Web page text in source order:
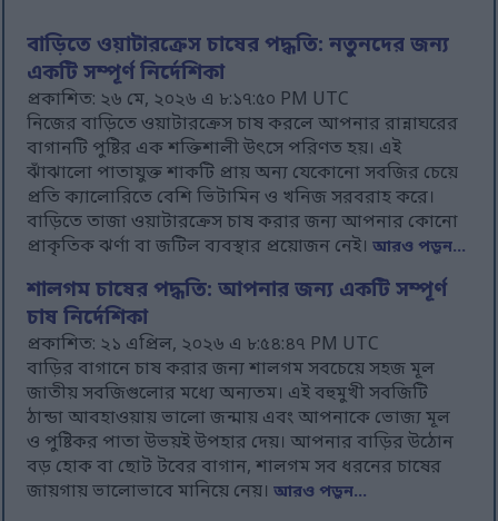
বাড়িতে ওয়াটারক্রেস চাষের পদ্ধতি: নতুনদের জন্য
একটি সম্পূর্ণ নির্দেশিকা
প্রকাশিত: ২৬ মে, ২০২৬ এ ৮:১৭:৫০ PM UTC
নিজের বাড়িতে ওয়াটারক্রেস চাষ করলে আপনার রান্নাঘরের
বাগানটি পুষ্টির এক শক্তিশালী উৎসে পরিণত হয়। এই
ঝাঁঝালো পাতাযুক্ত শাকটি প্রায় অন্য যেকোনো সবজির চেয়ে
প্রতি ক্যালোরিতে বেশি ভিটামিন ও খনিজ সরবরাহ করে।
বাড়িতে তাজা ওয়াটারক্রেস চাষ করার জন্য আপনার কোনো
প্রাকৃতিক ঝর্ণা বা জটিল ব্যবস্থার প্রয়োজন নেই।আরও পড়ুন...
শালগম চাষের পদ্ধতি: আপনার জন্য একটি সম্পূর্ণ
চাষ নির্দেশিকা
প্রকাশিত: ২১ এপ্রিল, ২০২৬ এ ৮:৫৪:৪৭ PM UTC
বাড়ির বাগানে চাষ করার জন্য শালগম সবচেয়ে সহজ মূল
জাতীয় সবজিগুলোর মধ্যে অন্যতম। এই বহুমুখী সবজিটি
ঠান্ডা আবহাওয়ায় ভালো জন্মায় এবং আপনাকে ভোজ্য মূল
ও পুষ্টিকর পাতা উভয়ই উপহার দেয়। আপনার বাড়ির উঠোন
বড় হোক বা ছোট টবের বাগান, শালগম সব ধরনের চাষের
জায়গায় ভালোভাবে মানিয়ে নেয়।আরও পড়ুন...